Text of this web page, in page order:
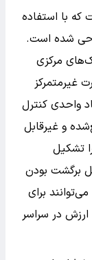
که با استفاده
شده است.
مرکزی
غیرمتمرکز
واحدی کنترل
و غیرقابل
تشکیل
برگشت بودن
برای
ارزش در سراسر